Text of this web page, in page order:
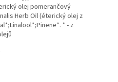
olej pomerančový
Herb Oil (éterický olej z
* - z